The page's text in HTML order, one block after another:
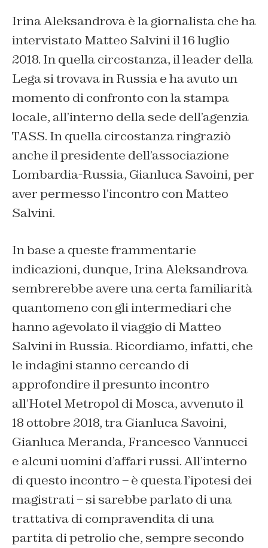
Irina Aleksandrova è la giornalista che ha
intervistato Matteo Salvini il 16 luglio
2018. In quella circostanza, il leader della
Lega si trovava in Russia e ha avuto un
momento di confronto con la stampa
locale, all’interno della sede dell’agenzia
TASS. In quella circostanza ringraziò
anche il presidente dell’associazione
Lombardia-Russia, Gianluca Savoini, per
aver permesso l’incontro con Matteo
Salvini.
In base a queste frammentarie
indicazioni, dunque, Irina Aleksandrova
sembrerebbe avere una certa familiarità
quantomeno con gli intermediari che
hanno agevolato il viaggio di Matteo
Salvini in Russia. Ricordiamo, infatti, che
le indagini stanno cercando di
approfondire il presunto incontro
all’Hotel Metropol di Mosca, avvenuto il
18 ottobre 2018, tra Gianluca Savoini,
Gianluca Meranda, Francesco Vannucci
e alcuni uomini d’affari russi. All’interno
di questo incontro – è questa l’ipotesi dei
magistrati – si sarebbe parlato di una
trattativa di compravendita di una
partita di petrolio che, sempre secondo